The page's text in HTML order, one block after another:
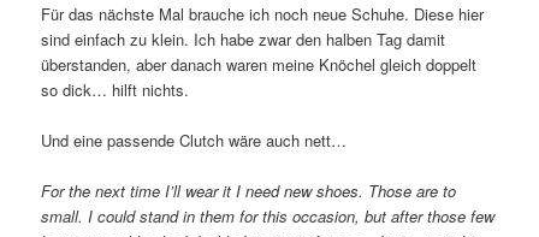
Für das nächste Mal brauche ich noch neue Schuhe. Diese hier
sind einfach zu klein. Ich habe zwar den halben Tag damit
überstanden, aber danach waren meine Knöchel gleich doppelt
so dick… hilft nichts.
Und eine passende Clutch wäre auch nett…
For the next time I’ll wear it I need new shoes. Those are to
small. I could stand in them for this occasion, but after those few